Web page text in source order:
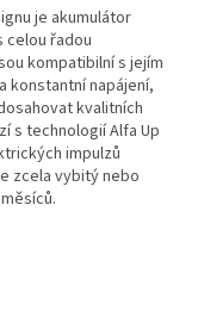
je akumulátor
celou řadou
kompatibilní s jejím
konstantní napájení,
kvalitních
s technologií Alfa Up
impulzů
zcela vybitý nebo